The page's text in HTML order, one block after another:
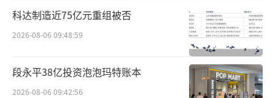
科达制造近75亿元重组被否
2026-08-06 09:48:59
段永平38亿投资泡泡玛特账本
2026-08-06 09:42:56